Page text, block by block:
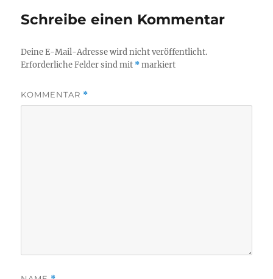
Schreibe einen Kommentar
Deine E-Mail-Adresse wird nicht veröffentlicht.
Erforderliche Felder sind mit *markiert
KOMMENTAR *